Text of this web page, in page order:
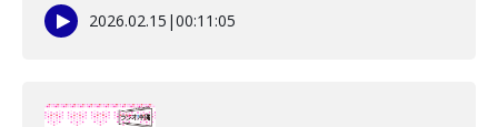
2026.02.15 |00:11:05